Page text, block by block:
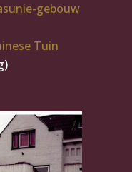
gebouw
Tuin